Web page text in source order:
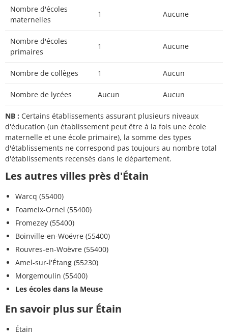
Nombre d'écoles
maternelles
1 Aucune
Nombre d'écoles
primaires
1 Aucune
Nombre de collèges 1 Aucun
Nombre de lycées Aucun Aucun
NB : Certains établissements assurant plusieurs niveaux
d'éducation (un établissement peut être à la fois une école
maternelle et une école primaire), la somme des types
d'établissements ne correspond pas toujours au nombre total
d'établissements recensés dans le département.
Les autres villes près d'Étain
Warcq (55400)
Foameix-Ornel (55400)
Fromezey (55400)
Boinville-en-Woëvre (55400)
Rouvres-en-Woëvre (55400)
Amel-sur-l'Étang (55230)
Morgemoulin (55400)
Les écoles dans la Meuse
En savoir plus sur Étain
Étain